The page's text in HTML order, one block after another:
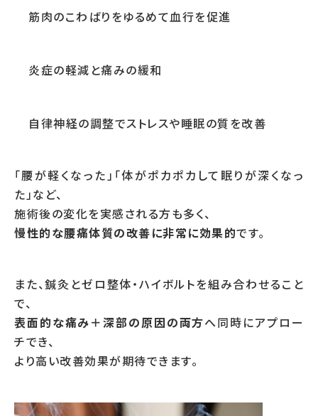
筋肉のこわばりをゆるめて血行を促進
炎症の軽減と痛みの緩和
自律神経の調整でストレスや睡眠の質を改善
「腰が軽くなった」「体がポカポカして眠りが深くなっ
た」など、
施術後の変化を実感される方も多く、
慢性的な腰痛体質の改善に非常に効果的です。
また、鍼灸とゼロ整体・ハイボルトを組み合わせること
で、
表面的な痛み＋深部の原因の両方へ同時にアプロー
チでき、
より高い改善効果が期待できます。